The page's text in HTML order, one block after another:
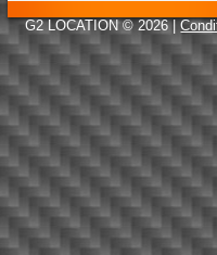
G2 LOCATION © 2026 |